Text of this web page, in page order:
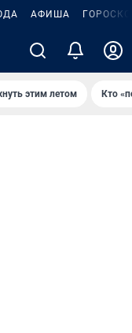
АФИША
этим летом Кто